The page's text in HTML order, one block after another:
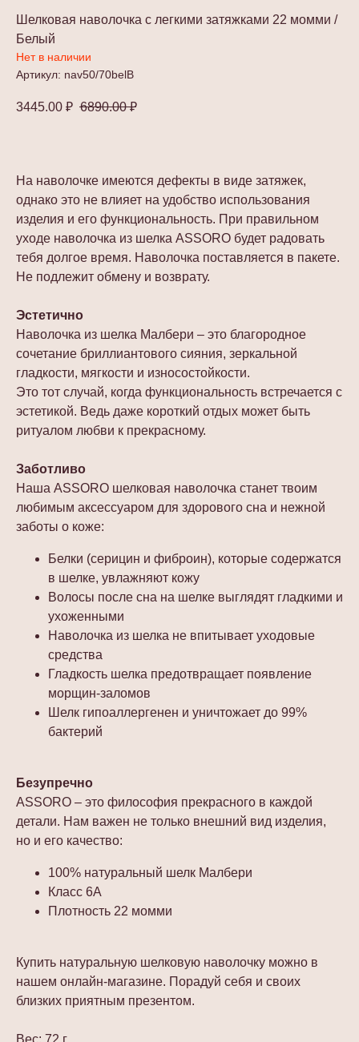
Шелковая наволочка с легкими затяжками 22 момми /
Белый
Нет в наличии
Артикул: nav50/70belB
3445.00 ₽ 6890.00 ₽
На наволочке имеются дефекты в виде затяжек,
однако это не влияет на удобство использования
изделия и его функциональность. При правильном
уходе наволочка из шелка ASSORO будет радовать
тебя долгое время. Наволочка поставляется в пакете.
Не подлежит обмену и возврату.
Эстетично
Наволочка из шелка Малбери – это благородное
сочетание бриллиантового сияния, зеркальной
гладкости, мягкости и износостойкости.
Это тот случай, когда функциональность встречается с
эстетикой. Ведь даже короткий отдых может быть
ритуалом любви к прекрасному.
Заботливо
Наша ASSORO шелковая наволочка станет твоим
любимым аксессуаром для здорового сна и нежной
заботы о коже:
Белки (серицин и фиброин), которые содержатся
в шелке, увлажняют кожу
Волосы после сна на шелке выглядят гладкими и
ухоженными
Наволочка из шелка не впитывает уходовые
средства
Гладкость шелка предотвращает появление
морщин-заломов
Шелк гипоаллергенен и уничтожает до 99%
бактерий
Безупречно
ASSORO – это философия прекрасного в каждой
детали. Нам важен не только внешний вид изделия,
но и его качество:
100% натуральный шелк Малбери
Класс 6А
Плотность 22 момми
Купить натуральную шелковую наволочку можно в
нашем онлайн-магазине. Порадуй себя и своих
близких приятным презентом.